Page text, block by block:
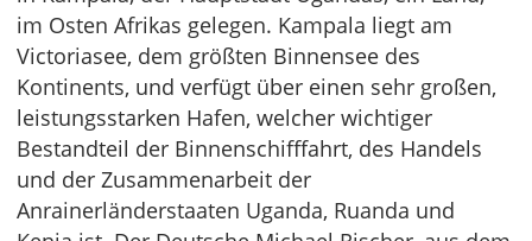
im Osten Afrikas gelegen. Kampala liegt am
Victoriasee, dem größten Binnensee des
Kontinents, und verfügt über einen sehr großen,
leistungsstarken Hafen, welcher wichtiger
Bestandteil der Binnenschifffahrt, des Handels
und der Zusammenarbeit der
Anrainerländerstaaten Uganda, Ruanda und